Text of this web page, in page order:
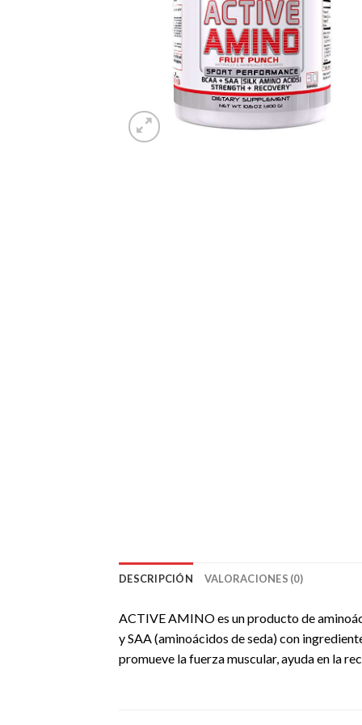
DESCRIPCIÓN VALORACIONES (0)
ACTIVE AMINO es un producto de
y SAA (aminoácidos de seda) con
promueve la fuerza muscular, ayuda en la